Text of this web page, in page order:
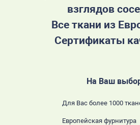
взглядов
Все ткани из
Сертификаты
На Ваш
Для Вас более 1000
Европейская фурнитура